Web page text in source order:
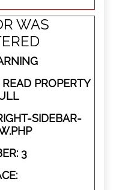
WAS
PROPERTY
SIDEBAR-
3